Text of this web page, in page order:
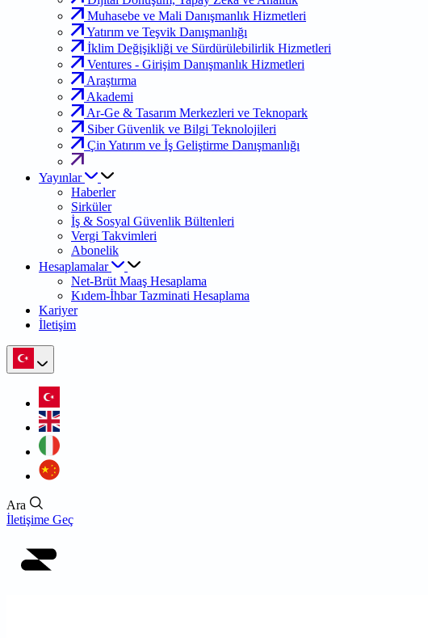
Muhasebe ve Mali Danışmanlık Hizmetleri
Yatırım ve Teşvik Danışmanlığı
İklim Değişikliği ve Sürdürülebilirlik Hizmetleri
Ventures - Girişim Danışmanlık Hizmetleri
Araştırma
Akademi
Ar-Ge & Tasarım Merkezleri ve Teknopark
Siber Güvenlik ve Bilgi Teknolojileri
Çin Yatırım ve İş Geliştirme Danışmanlığı
Yayınlar
Haberler
Sirküler
İş & Sosyal Güvenlik Bültenleri
Vergi Takvimleri
Abonelik
Hesaplamalar
Net-Brüt Maaş Hesaplama
Kıdem-İhbar Tazminati Hesaplama
Kariyer
İletişim
Ara
İletişime Geç